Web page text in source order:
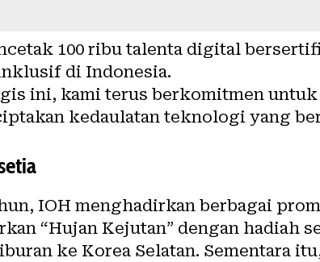
100 ribu talenta digital
di Indonesia.
ini, kami terus berkomitmen
kedaulatan teknologi yang
IOH menghadirkan berbagai
“Hujan Kejutan” dengan hadiah
ke Korea Selatan. Sementara